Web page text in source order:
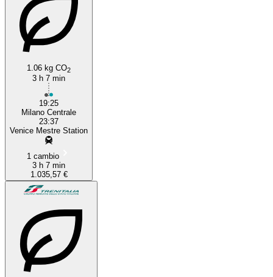
Milan
1.06 kg CO2
3 h 7 min
19:25
Milano Centrale
23:37
Venice Mestre Station
1 cambio
3 h 7 min
1.035,57 €